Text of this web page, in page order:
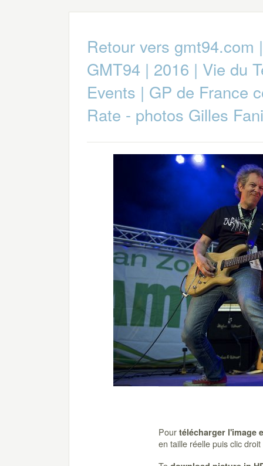
Retour vers gmt94.com
GMT94 | 2016 | Vie du
Events | GP de France
Rate - photos Gilles
Pour télécharger l'image
en taille réelle puis clic